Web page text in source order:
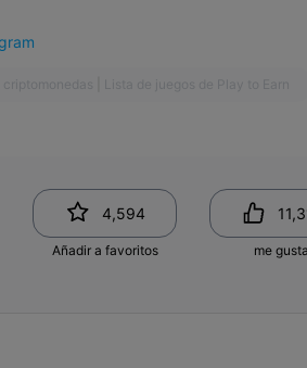
4,594
Añadir a favoritos me gusta